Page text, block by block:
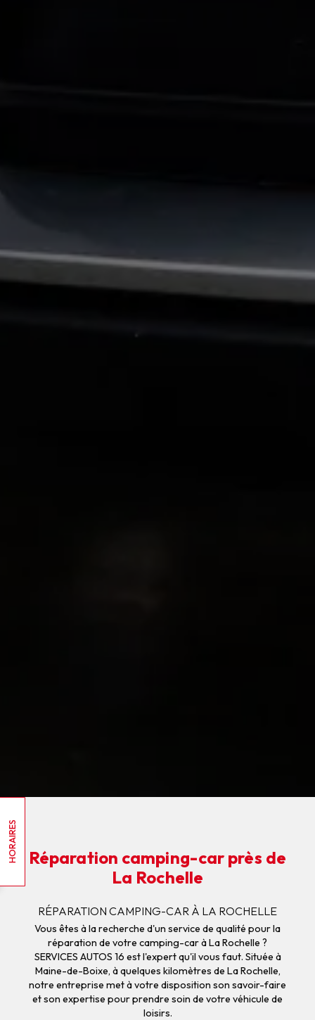
HORAIRES
Réparation camping-car près de
La Rochelle
RÉPARATION CAMPING-CAR À LA ROCHELLE
Vous êtes à la recherche d'un service de qualité pour la
réparation de votre camping-car à La Rochelle ?
SERVICES AUTOS 16 est l'expert qu'il vous faut. Située à
Maine-de-Boixe, à quelques kilomètres de La Rochelle,
notre entreprise met à votre disposition son savoir-faire
et son expertise pour prendre soin de votre véhicule de
loisirs.